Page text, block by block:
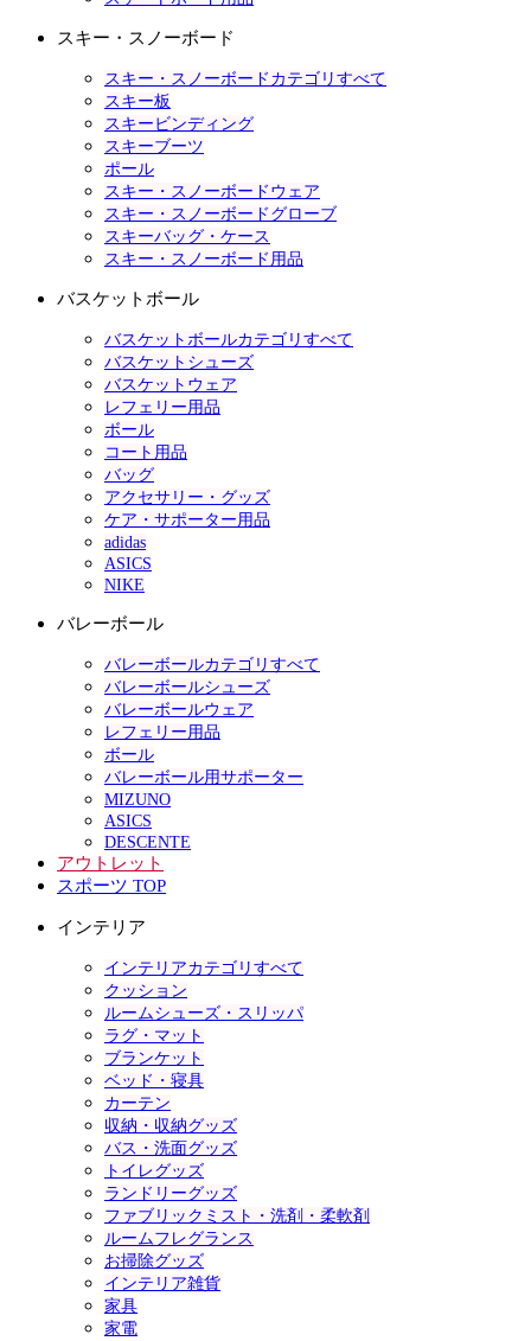
スキー・スノーボード
スキー・スノーボードカテゴリすべて
スキー板
スキービンディング
スキーブーツ
ポール
スキー・スノーボードウェア
スキー・スノーボードグローブ
スキーバッグ・ケース
スキー・スノーボード用品
バスケットボール
バスケットボールカテゴリすべて
バスケットシューズ
バスケットウェア
レフェリー用品
ボール
コート用品
バッグ
アクセサリー・グッズ
ケア・サポーター用品
adidas
ASICS
NIKE
バレーボール
バレーボールカテゴリすべて
バレーボールシューズ
バレーボールウェア
レフェリー用品
ボール
バレーボール用サポーター
MIZUNO
ASICS
DESCENTE
アウトレット
スポーツ TOP
インテリア
インテリアカテゴリすべて
クッション
ルームシューズ・スリッパ
ラグ・マット
ブランケット
ベッド・寝具
カーテン
収納・収納グッズ
バス・洗面グッズ
トイレグッズ
ランドリーグッズ
ファブリックミスト・洗剤・柔軟剤
ルームフレグランス
お掃除グッズ
インテリア雑貨
家具
家電